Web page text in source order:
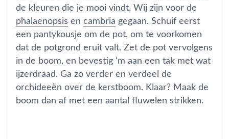
de kleuren die je mooi vindt. Wij zijn voor de
phalaenopsis en cambria gegaan. Schuif eerst
een pantykousje om de pot, om te voorkomen
dat de potgrond eruit valt. Zet de pot vervolgens
in de boom, en bevestig ‘m aan een tak met wat
ijzerdraad. Ga zo verder en verdeel de
orchideeën over de kerstboom. Klaar? Maak de
boom dan af met een aantal fluwelen strikken.